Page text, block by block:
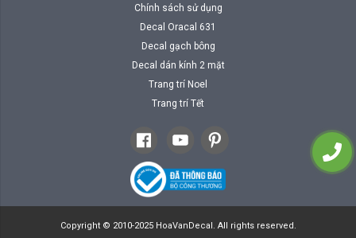
Chính sách sử dụng
Decal Oracal 631
Decal gạch bông
Decal dán kính 2 mặt
Trang trí Noel
Trang trí Tết
Copyright © 2010-2025 HoaVanDecal. All rights reserved.